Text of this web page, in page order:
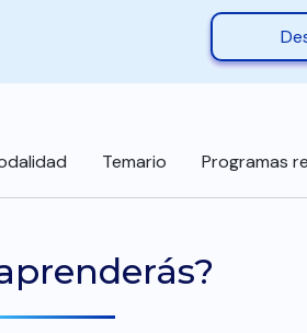
Temario Programas